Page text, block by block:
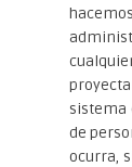
sistema
de
ocurra,